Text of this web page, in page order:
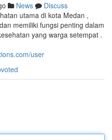
News
Discuss
utama di kota Medan ,
memiliki fungsi penting dalam
yang warga setempat .
user